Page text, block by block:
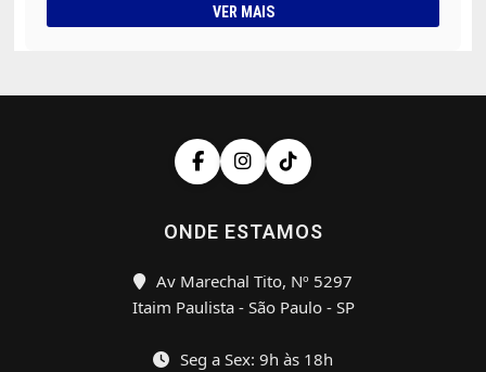
VER MAIS
ONDE ESTAMOS
Av Marechal Tito, Nº 5297
Itaim Paulista - São Paulo - SP
Seg a Sex: 9h às 18h